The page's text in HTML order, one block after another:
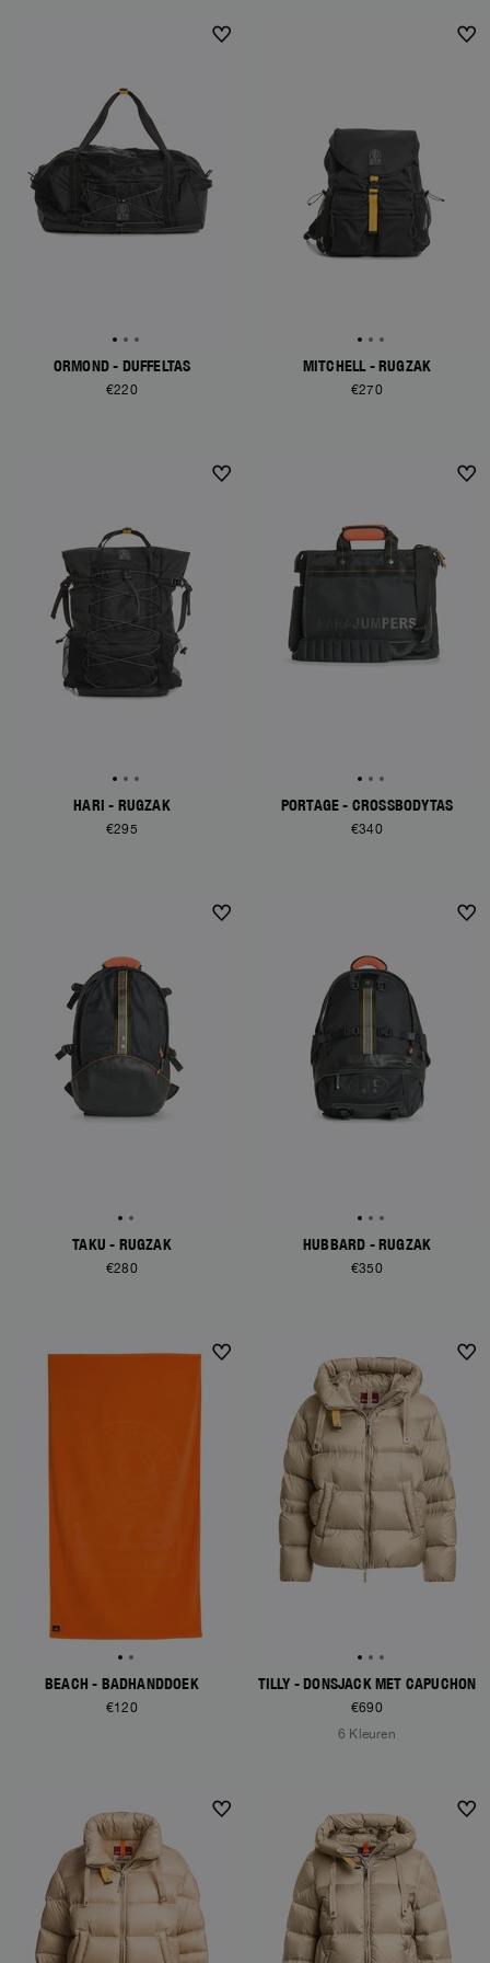
ORMOND - DUFFELTAS
€220
MITCHELL - RUGZAK
€270
HARI - RUGZAK
€295
PORTAGE - CROSSBODYTAS
€340
TAKU - RUGZAK
€280
HUBBARD - RUGZAK
€350
BEACH - BADHANDDOEK
€120
NEW ARRIVALS
TILLY - DONSJACK MET CAPUCHON
€690
6 Kleuren
NEW ARRIVALS NEW ARRIVALS